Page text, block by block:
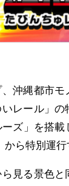
沖縄都市
レール」
ズ」を搭
ら特別運行
見る景色と